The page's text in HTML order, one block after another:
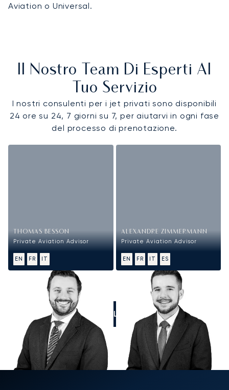
Aviation o Universal.
Il Nostro Team Di Esperti Al
Tuo Servizio
I nostri consulenti per i jet privati sono disponibili
24 ore su 24, 7 giorni su 7, per aiutarvi in ogni fase
del processo di prenotazione.
THOMAS BESSON
Private Aviation Advisor
EN FR IT
ALEXANDRE ZIMMERMANN
Private Aviation Advisor
EN FR IT ES
CALL US